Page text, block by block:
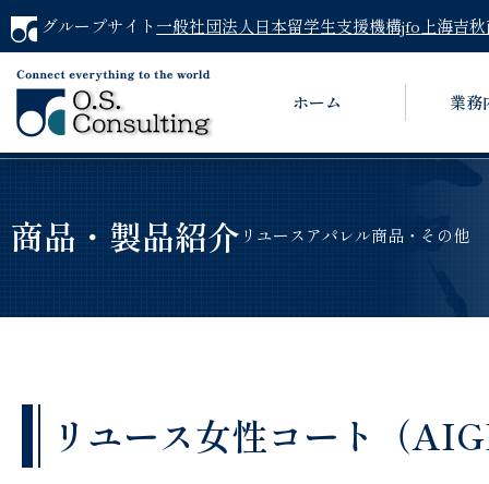
グループサイト 一般社団法人日本留学生支援機構jfo 上海吉
ホーム 業務
商品・製品紹介 リユースアパレル商品・その他
リユース女性コート（